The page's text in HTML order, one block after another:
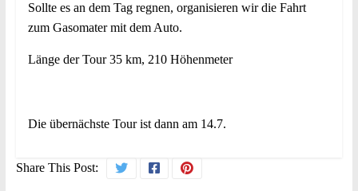
Sollte es an dem Tag regnen, organisieren wir die Fahrt
zum Gasomater mit dem Auto.
Länge der Tour 35 km, 210 Höhenmeter
Die übernächste Tour ist dann am 14.7.
Share This Post: